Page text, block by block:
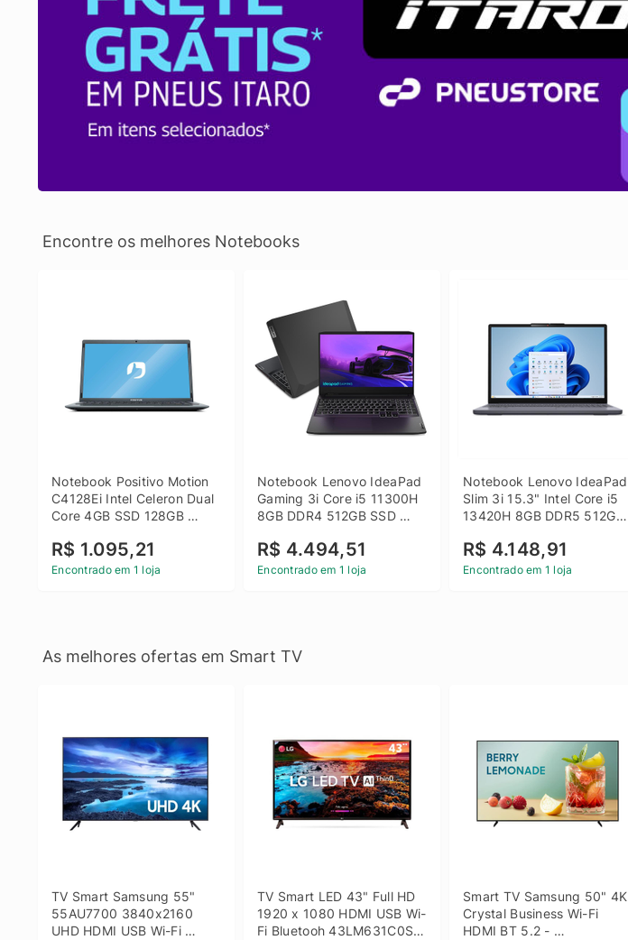
Encontre os melhores Notebooks
Notebook Positivo Motion
C4128Ei Intel Celeron Dual
Core 4GB SSD 128GB
R$ 1.095,21
Encontrado em 1 loja
Notebook Lenovo IdeaPad
Gaming 3i Core i5 11300H
8GB DDR4 512GB SSD
Linux - Preto
R$ 4.494,51
Encontrado em 1 loja
Notebook Lenovo IdeaPad
Slim 3i 15.3" Intel Core i5
13420H 8GB DDR5 512GB
R$ 4.148,91
Encontrado em 1 loja
As melhores ofertas em Smart TV
TV Smart Samsung 55"
55AU7700 3840x2160
UHD HDMI USB Wi-Fi
TV Smart LED 43" Full HD
1920 x 1080 HDMI USB Wi-
Fi Bluetooh 43LM631C0SB
Smart TV Samsung 50" 4K
Crystal Business Wi-Fi
HDMI BT 5.2 -